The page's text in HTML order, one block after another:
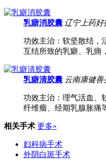
乳癖消胶囊 辽宁上药
功效主治：软坚散结，
互结所致的乳癖、乳痈
乳癖清胶囊 云南康健
功效主治：理气活血、
纤维瘤、经期乳腺胀痛
相关手术 更多»
妇科病手术
外阴白斑手术